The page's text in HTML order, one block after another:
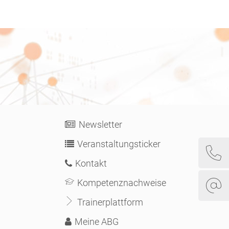
Newsletter
Veranstaltungsticker
Kontakt
Kompetenznachweise
Trainerplattform
Meine ABG